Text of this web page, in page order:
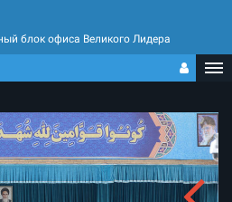
блок офиса Великого Лидера